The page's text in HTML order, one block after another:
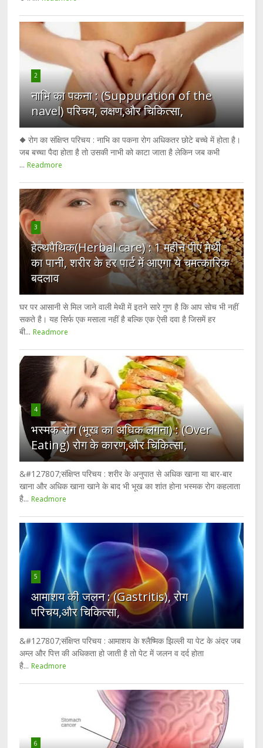
2
नाभि का पकना : (Suppuration of the
navel) परिचय, लक्षण,और चिकित्सा,
◆ रोग का संक्षिप्त परिचय : नाभि का पकना रोग अधिकतर छोटे बच्चे में होता है।
जब बच्चा पैदा होता है तो उसकी नाभी को काटा जाता है लेकिन जब कभी
... Readmore
3
हेल्थपैथिक(Herbal care) : 1 महीने पीएं मेथी
का पानी, शरीर के हर पार्ट में आएगा ये चमत्कारिक
बदलाव
घर पर आसानी से मिल जाने वाली मेथी में इतने सारे गुण है कि आप सोच भी नहीं
सकते है। यह सिर्फ एक मसाला नहीं है बल्कि एक ऐसी दवा है जिसमें हर
बी... Readmore
4
भस्मक रोग (भूख का अधिक लगना) : (Over
Eating) रोग के कारण,और चिकित्सा,
&#127807;संक्षिप्त परिचय : शरीर के अनुपात से अधिक खाना या बार-बार
खाना और अधिक खाना खाने के बाद भी भूख का शांत होना भस्मक रोग कहलाता
है... Readmore
5
आमाशय की जलन : (Gastritis), रोग
परिचय,और चिकित्सा,
&#127807;संक्षिप्त परिचय : आमाशय के श्लैष्मिक झिल्ली या पेट के अंदर जब
अम्ल और पित्त की अधिकता हो जाती है तो पेट में जलन व दर्द होता
है... Readmore
6